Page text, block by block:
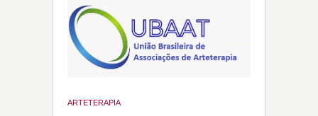
ARTETERAPIA